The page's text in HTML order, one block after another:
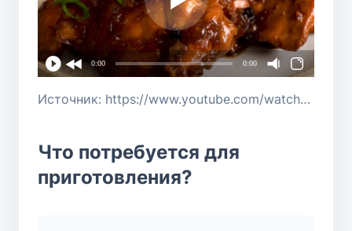
0:00 0:00
Источник: https://www.youtube.com/watch?v=wwapBsT0oc8
Что потребуется для
приготовления?